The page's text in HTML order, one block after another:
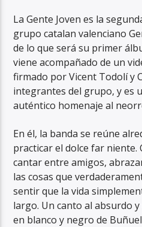
La Gente Joven es la
grupo catalan valenciano
de lo que será su primer
viene acompañado de un
firmado por Vicent Todolí y
integrantes del grupo, y es
auténtico homenaje al
En él, la banda se reúne
practicar el dolce far niente.
cantar entre amigos,
las cosas que
sentir que la vida
largo. Un canto al absurdo
en blanco y negro de